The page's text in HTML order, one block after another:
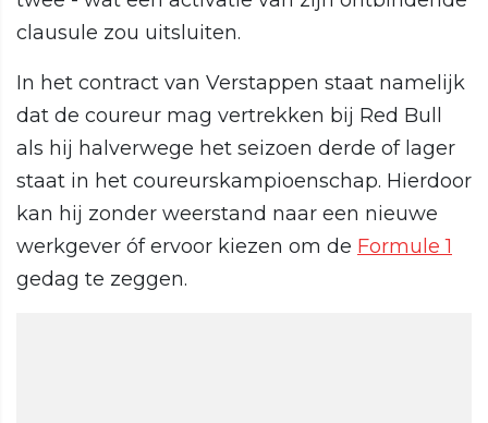
clausule zou uitsluiten.
In het contract van Verstappen staat namelijk
dat de coureur mag vertrekken bij Red Bull
als hij halverwege het seizoen derde of lager
staat in het coureurskampioenschap. Hierdoor
kan hij zonder weerstand naar een nieuwe
werkgever óf ervoor kiezen om de Formule 1
gedag te zeggen.